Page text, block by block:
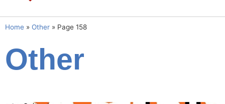
Home » Other » Page 158
Other